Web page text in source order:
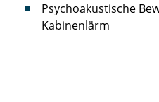
Psychoakustische
Kabinenlärm